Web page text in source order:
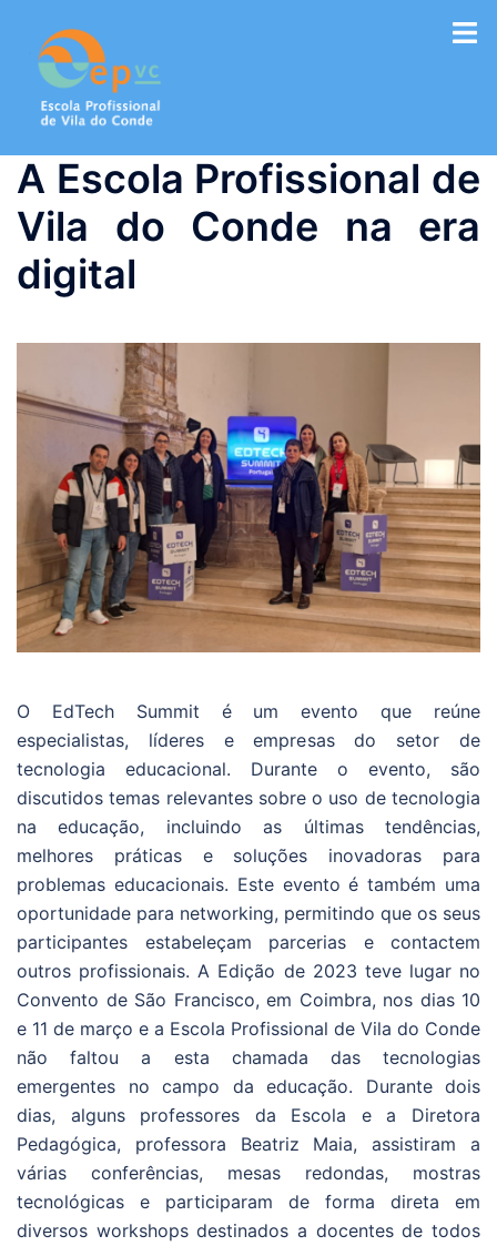
conteúdo
A Escola Profissional de
Vila do Conde na era
digital
O EdTech Summit é um evento que reúne
especialistas, líderes e empresas do setor de
tecnologia educacional. Durante o evento, são
discutidos temas relevantes sobre o uso de tecnologia
na educação, incluindo as últimas tendências,
melhores práticas e soluções inovadoras para
problemas educacionais. Este evento é também uma
oportunidade para networking, permitindo que os seus
participantes estabeleçam parcerias e contactem
outros profissionais. A Edição de 2023 teve lugar no
Convento de São Francisco, em Coimbra, nos dias 10
e 11 de março e a Escola Profissional de Vila do Conde
não faltou a esta chamada das tecnologias
emergentes no campo da educação. Durante dois
dias, alguns professores da Escola e a Diretora
Pedagógica, professora Beatriz Maia, assistiram a
várias conferências, mesas redondas, mostras
tecnológicas e participaram de forma direta em
diversos workshops destinados a docentes de todos